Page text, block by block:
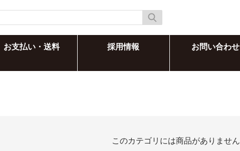
お支払い・送料 採用情報 お問い合わせ
このカテゴリには商品がありません